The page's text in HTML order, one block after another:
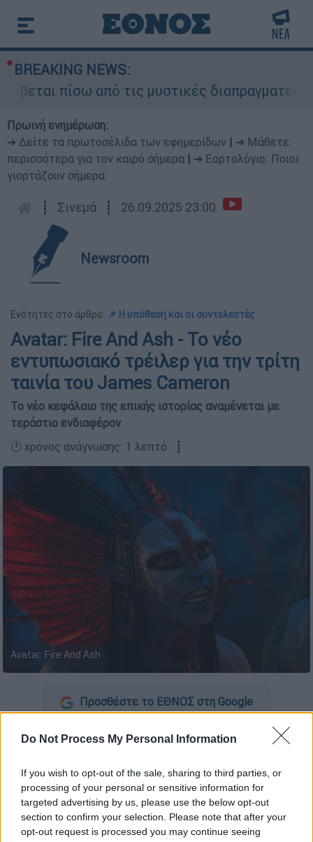
Do Not Process My Personal Information
If you wish to opt-out of the sale, sharing to third parties, or
processing of your personal or sensitive information for
targeted advertising by us, please use the below opt-out
section to confirm your selection. Please note that after your
opt-out request is processed you may continue seeing
BREAKING NEWS:
πίσω από τις μυστικές διαπραγματεύσεις
Πρωινή ενημέρωση:
➔ Δείτε τα πρωτοσέλιδα των εφημερίδων
➔ Μάθετε
περισσότερα για τον καιρό σήμερα
➔ Εορτολόγιο: Ποιοι
γιορτάζουν σήμερα
┋ Σινεμά ┋ 26.09.2025 23:00
Newsroom
Ενότητες στο άρθρο: 📌 Η υπόθεση και οι συντελεστές
Avatar: Fire And Ash - Το νέο
εντυπωσιακό τρέιλερ για την τρίτη
ταινία του James Cameron
Το νέο κεφάλαιο της επικής ιστορίας αναμένεται με
τεράστιο ενδιαφέρον
🕛 χρόνος ανάγνωσης: 1 λεπτό ┋
Avatar: Fire And Ash
Προσθέστε το ΕΘΝΟΣ στη Google
Η 20th Century Studiosέδωσε στη
τρέιλεργια την πολυαναμενόμενη ταινία
Avatar: Fire And Ash», το τρίτο κεφάλαιο
του θρυλικού sci-fi franchise τουΤζέιμς
Κάμερον(James Cameron).